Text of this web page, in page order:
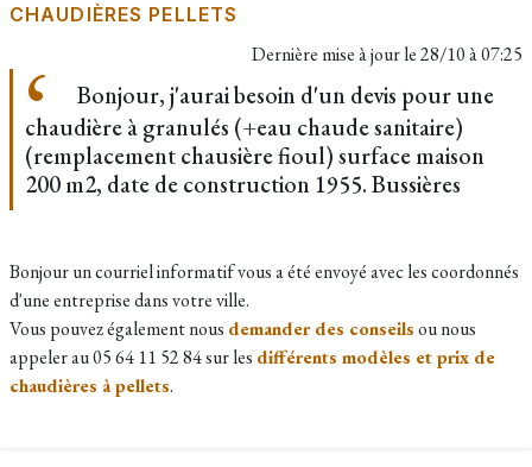
CHAUDIÈRES PELLETS
Dernière mise à jour le28/10 à 07:25
Bonjour, j'aurai besoin d'un devis pour une
chaudière à granulés (+eau chaude sanitaire)
(remplacement chausière fioul) surface maison
200 m2, date de construction 1955. Bussières
Bonjour un courriel informatif vous a été envoyé avec les coordonnés
d'une entreprise dans votre ville.
Vous pouvez également nous demander des conseilsou nous
appeler au 05 64 11 52 84 sur les différents modèles et prix de
chaudières à pellets.